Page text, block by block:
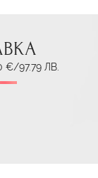
€/97.79 ЛВ.